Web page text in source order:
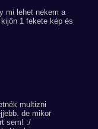
mi lehet nekem a
1 fekete kép és
multizni
de mikor
sem! :/